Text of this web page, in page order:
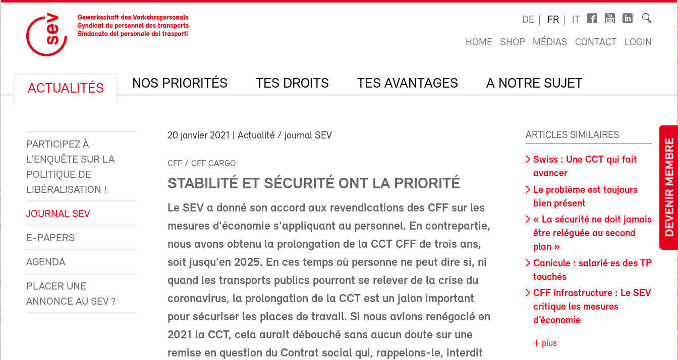
DEVENIR MEMBRE
DE FR IT
HOME SHOP MÉDIAS CONTACT LOGIN
ACTUALITÉS NOS PRIORITÉS TES DROITS TES AVANTAGES A NOTRE SUJET
PARTICIPEZ À
L’ENQUÊTE SUR LA
POLITIQUE DE
LIBÉRALISATION !
JOURNAL SEV
E-PAPERS
AGENDA
PLACER UNE
ANNONCE AU SEV ?
20 janvier 2021 | Actualité / journal SEV
CFF / CFF CARGO
STABILITÉ ET SÉCURITÉ ONT LA PRIORITÉ
Le SEV a donné son accord aux revendications des CFF sur les
mesures d'économie s'appliquant au personnel. En contrepartie,
nous avons obtenu la prolongation de la CCT CFF de trois ans,
soit jusqu'en 2025. En ces temps où personne ne peut dire si, ni
quand les transports publics pourront se relever de la crise du
coronavirus, la prolongation de la CCT est un jalon important
pour sécuriser les places de travail. Si nous avions renégocié en
2021 la CCT, cela aurait débouché sans aucun doute sur une
remise en question du Contrat social qui, rappelons-le, interdit
ARTICLES SIMILAIRES
Swiss : Une CCT qui fait
avancer
Le problème est toujours
bien présent
« La sécurité ne doit jamais
être reléguée au second
plan »
Canicule : salarié·es des TP
touchés
CFF Infrastructure : Le SEV
critique les mesures
d’économie
plus